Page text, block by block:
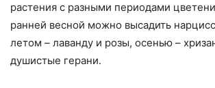
растения с разными периодами
ранней весной можно высадить
летом – лаванду и розы, осенью –
душистые герани.